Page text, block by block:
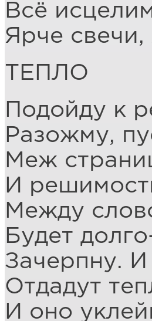
Всё
Ярче
ТЕПЛО
Подойду к
Разожму,
Меж
И
Между
Будет
Зачерпну.
Отдадут
И оно